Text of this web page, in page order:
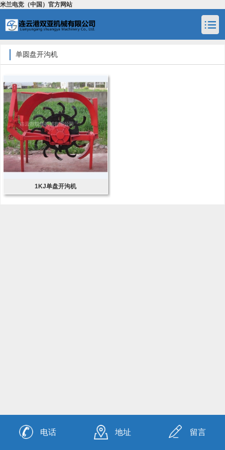
米兰电竞（中国）官方网站
单圆盘开沟机
1KJ单盘开沟机
电话 地址 留言